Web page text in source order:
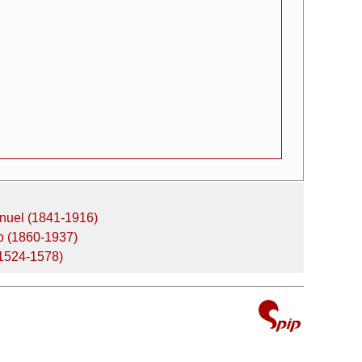
(1841-1916)
(1860-1937)
1578)